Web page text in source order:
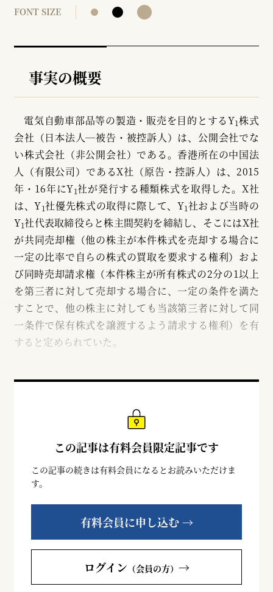
FONT SIZE
事実の概要
電気自動車部品等の製造・販売を目的とするY1株式
会社（日本法人─被告・被控訴人）は、公開会社でな
い株式会社（非公開会社）である。香港所在の中国法
人（有限公司）であるX社（原告・控訴人）は、2015
年・16年にY1社が発行する種類株式を取得した。X社
は、Y1社優先株式の取得に際して、Y1社および当時の
Y1社代表取締役らと株主間契約を締結し、そこにはX社
が共同売却権（他の株主が本件株式を売却する場合に
一定の比率で自らの株式の買取を要求する権利）およ
び同時売却請求権（本件株主が所有株式の2分の1以上
を第三者に対して売却する場合に、一定の条件を満た
すことで、他の株主に対しても当該第三者に対して同
一条件で保有株式を譲渡するよう請求する権利）を有
すると定められていた。
この記事は有料会員限定記事です
この記事の続きは有料会員になるとお読みいただけま
す。
有料会員に申し込む →
ログイン （会員の方） →